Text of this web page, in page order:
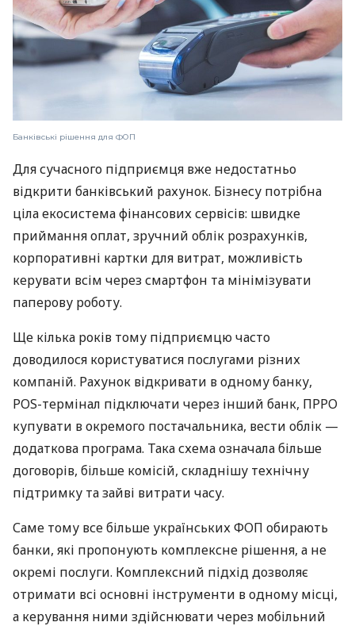
Банківські рішення для ФОП
Для сучасного підприємця вже недостатньо
відкрити банківський рахунок. Бізнесу потрібна
ціла екосистема фінансових сервісів: швидке
приймання оплат, зручний облік розрахунків,
корпоративні картки для витрат, можливість
керувати всім через смартфон та мінімізувати
паперову роботу.
Ще кілька років тому підприємцю часто
доводилося користуватися послугами різних
компаній. Рахунок відкривати в одному банку,
POS-термінал підключати через інший банк, ПРРО
купувати в окремого постачальника, вести облік —
додаткова програма. Така схема означала більше
договорів, більше комісій, складнішу технічну
підтримку та зайві витрати часу.
Саме тому все більше українських ФОП обирають
банки, які пропонують комплексне рішення, а не
окремі послуги. Комплексний підхід дозволяє
отримати всі основні інструменти в одному місці,
а керування ними здійснювати через мобільний